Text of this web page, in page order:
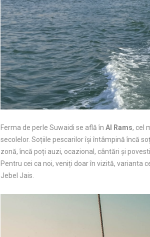
Ferma de perle Suwaidi se află în Al Rams, cel
secolelor. Soțiile pescarilor își întâmpină încă
zonă, încă poți auzi, ocazional, cântări și
Pentru cei ca noi, veniți doar în vizită, varianta
Jebel Jais.